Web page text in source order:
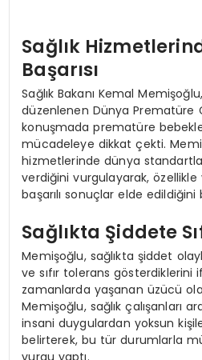
Sağlık
Başarısı
Sağlık Bakanı Kemal
düzenlenen Dünya Prematüre
konuşmada prematüre
mücadeleye dikkat çekti.
hizmetlerinde dünya
verdiğini vurgulayarak, özellikle
başarılı sonuçlar elde edildiğini
Sağlıkta Şiddete
Memişoğlu, sağlıkta şiddet
ve sıfır tolerans gösterdiklerini
zamanlarda yaşanan üzücü
Memişoğlu, sağlık çalışanları
insani duygulardan yoksun
belirterek, bu tür durumlarla
vurgu yaptı.